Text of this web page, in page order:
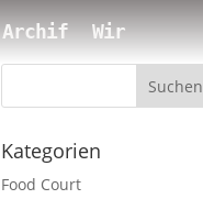
Archif Wir
Suchen
Kategorien
Food Court